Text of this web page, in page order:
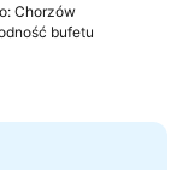
Chorzów
bufetu